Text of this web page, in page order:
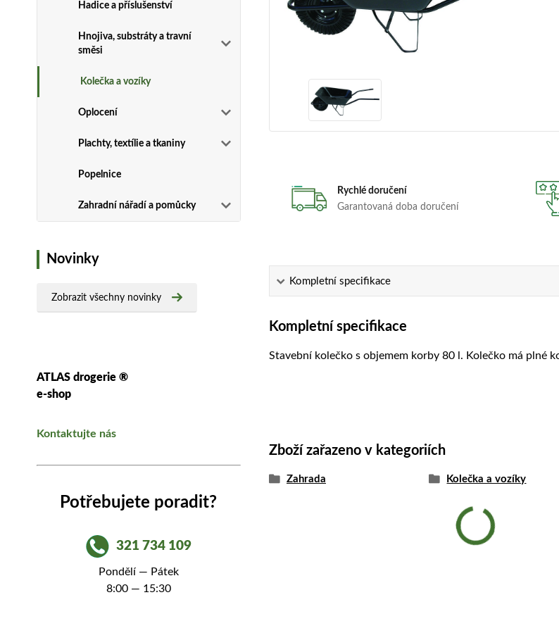
Hadice a příslušenství
Hnojiva, substráty a travní
směsi
Kolečka a vozíky
Oplocení
Plachty, textílie a tkaniny
Popelnice
Zahradní nářadí a pomůcky
Novinky
Zobrazit všechny novinky
ATLAS drogerie ®
e-shop
Kontaktujte nás
Potřebujete poradit?
321 734 109
Pondělí — Pátek
8:00 — 15:30
Rychlé doručení
Garantovaná doba doručení
Kompletní specifikace
Kompletní specifikace
Stavební kolečko s objemem korby 80 l. Kolečko má plné
Zboží zařazeno v kategoriích
Zahrada Kolečka a vozíky